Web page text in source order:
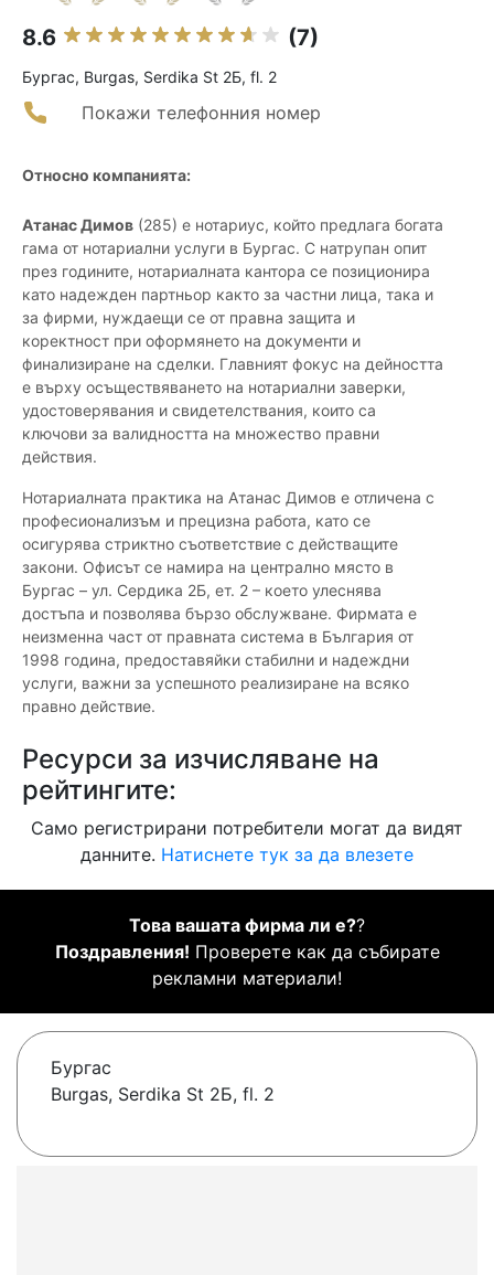
8.6 (7)
Бургас, Burgas, Serdika St 2Б, fl. 2
Покажи телефонния номер
Относно компанията:
Атанас Димов (285) е нотариус, който предлага богата
гама от нотариални услуги в Бургас. С натрупан опит
през годините, нотариалната кантора се позиционира
като надежден партньор както за частни лица, така и
за фирми, нуждаещи се от правна защита и
коректност при оформянето на документи и
финализиране на сделки. Главният фокус на дейността
е върху осъществяването на нотариални заверки,
удостоверявания и свидетелствания, които са
ключови за валидността на множество правни
действия.
Нотариалната практика на Атанас Димов е отличена с
професионализъм и прецизна работа, като се
осигурява стриктно съответствие с действащите
закони. Офисът се намира на централно място в
Бургас – ул. Сердика 2Б, ет. 2 – което улеснява
достъпа и позволява бързо обслужване. Фирмата е
неизменна част от правната система в България от
1998 година, предоставяйки стабилни и надеждни
услуги, важни за успешното реализиране на всяко
правно действие.
Ресурси за изчисляване на
рейтингите:
Само регистрирани потребители могат да видят
данните. Натиснете тук за да влезете
Това вашата фирма ли е??
Поздравления! Проверете как да събирате
рекламни материали!
Бургас
Burgas, Serdika St 2Б, fl. 2